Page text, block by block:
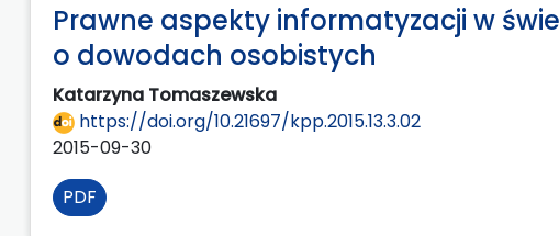
Prawne aspekty informatyzacji w
o dowodach osobistych
Katarzyna Tomaszewska
https://doi.org/10.21697/kpp.2015.13.3.02
2015-09-30
PDF